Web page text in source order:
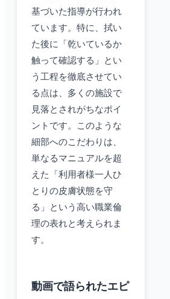
基づいた指導が行われ
ています。特に、拭い
た後に「乾いているか
触って確認する」とい
う工程を徹底させてい
る点は、多くの施設で
見落とされがちなポイ
ントです。このような
細部へのこだわりは、
単なるマニュアルを超
えた「利用者様一人ひ
とりの皮膚状態を守
る」という高い職業倫
理の表れと考えられま
す。
動画で語られたエピ